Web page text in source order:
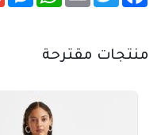
منتجات مقترحة